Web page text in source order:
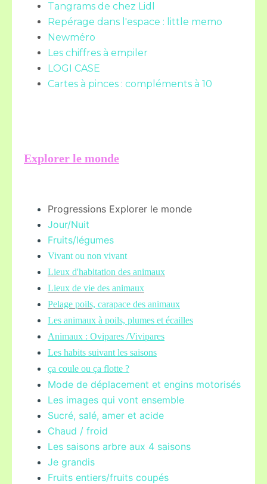
Tangrams de chez Lidl
Repérage dans l'espace : little memo
Newméro
Les chiffres à empiler
LOGI CASE
Cartes à pinces : compléments à 10
Explorer le monde
Progressions Explorer le monde
Jour/Nuit
Fruits/légumes
Vivant ou non vivant
Lieux d'habitation des animaux
Lieux de vie des animaux
Pelage poils, carapace des animaux
Les animaux à poils, plumes et écailles
Animaux : Ovipares /Vivipares
Les habits suivant les saisons
ça coule ou ça flotte ?
Mode de déplacement et engins motorisés
Les images qui vont ensemble
Sucré, salé, amer et acide
Chaud / froid
Les saisons arbre aux 4 saisons
Je grandis
Fruits entiers/fruits coupés